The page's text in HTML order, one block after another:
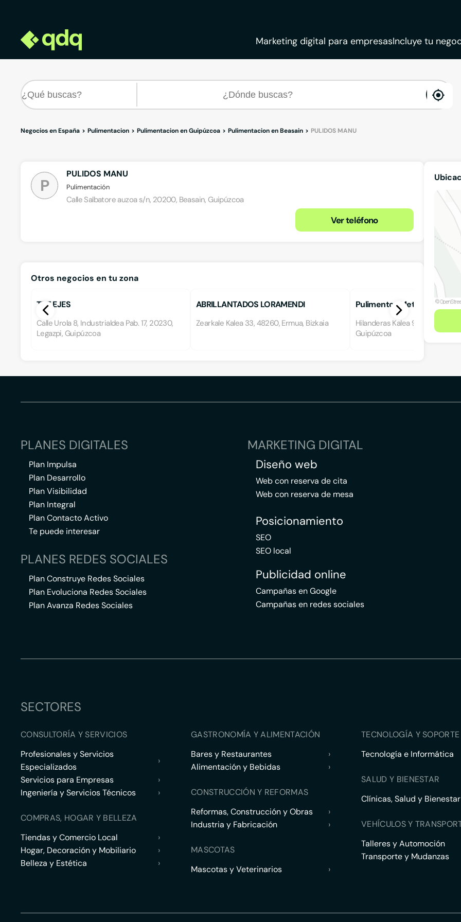
Marketing digital para empresasIncluye tu
Negocios en España Pulimentacion Pulimentacion en Guipúzcoa Pulimentacion en Beasain PULIDOS MANU
P
PULIDOS MANU
Pulimentación
Calle Salbatore auzoa s/n, 20200, Beasain, Guipúzcoa
Ver teléfono
Otros negocios en tu zona
TTT EJES
Calle Urola 8, Industrialdea Pab. 17, 20230,
Legazpi, Guipúzcoa
ABRILLANTADOS LORAMENDI
Zearkale Kalea 33, 48260, Ermua, Bizkaia
Pulimentos Metálicos
Hilanderas Kalea 9, 20303, Irun,
Guipúzcoa
PLANES DIGITALES
Plan Impulsa
Plan Desarrollo
Plan Visibilidad
Plan Integral
Plan Contacto Activo
Te puede interesar
PLANES REDES SOCIALES
Plan Construye Redes Sociales
Plan Evoluciona Redes Sociales
Plan Avanza Redes Sociales
MARKETING DIGITAL
Diseño web
Web con reserva de cita
Web con reserva de mesa
Posicionamiento
SEO
SEO local
Publicidad online
Campañas en Google
Campañas en redes sociales
SECTORES
CONSULTORÍA Y SERVICIOS
Profesionales y Servicios
Especializados
›
Servicios para Empresas
›
Ingeniería y Servicios Técnicos
›
COMPRAS, HOGAR Y BELLEZA
Tiendas y Comercio Local
›
Hogar, Decoración y Mobiliario
›
Belleza y Estética
›
GASTRONOMÍA Y ALIMENTACIÓN
Bares y Restaurantes
›
Alimentación y Bebidas
›
CONSTRUCCIÓN Y REFORMAS
Reformas, Construcción y Obras
›
Industria y Fabricación
›
MASCOTAS
Mascotas y Veterinarios
›
TECNOLOGÍA Y
Tecnología e Informática
SALUD Y BIENESTAR
Clínicas, Salud y Bienestar
VEHÍCULOS Y
Talleres y Automoción
Transporte y Mudanzas